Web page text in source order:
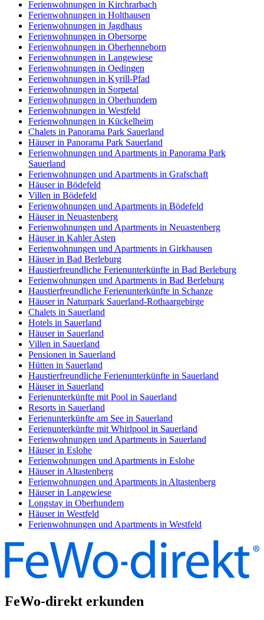
Ferienwohnungen in Kirchrarbach
Ferienwohnungen in Holthausen
Ferienwohnungen in Jagdhaus
Ferienwohnungen in Obersorpe
Ferienwohnungen in Oberhenneborn
Ferienwohnungen in Langewiese
Ferienwohnungen in Oedingen
Ferienwohnungen in Kyrill-Pfad
Ferienwohnungen in Sorpetal
Ferienwohnungen in Oberhundem
Ferienwohnungen in Westfeld
Ferienwohnungen in Kückelheim
Chalets in Panorama Park Sauerland
Häuser in Panorama Park Sauerland
Ferienwohnungen und Apartments in Panorama Park
Sauerland
Ferienwohnungen und Apartments in Grafschaft
Häuser in Bödefeld
Villen in Bödefeld
Ferienwohnungen und Apartments in Bödefeld
Häuser in Neuastenberg
Ferienwohnungen und Apartments in Neuastenberg
Häuser in Kahler Asten
Ferienwohnungen und Apartments in Girkhausen
Häuser in Bad Berleburg
Haustierfreundliche Ferienunterkünfte in Bad Berleburg
Ferienwohnungen und Apartments in Bad Berleburg
Haustierfreundliche Ferienunterkünfte in Schanze
Häuser in Naturpark Sauerland-Rothaargebirge
Chalets in Sauerland
Hotels in Sauerland
Häuser in Sauerland
Villen in Sauerland
Pensionen in Sauerland
Hütten in Sauerland
Haustierfreundliche Ferienunterkünfte in Sauerland
Häuser in Sauerland
Ferienunterkünfte mit Pool in Sauerland
Resorts in Sauerland
Ferienunterkünfte am See in Sauerland
Ferienunterkünfte mit Whirlpool in Sauerland
Ferienwohnungen und Apartments in Sauerland
Häuser in Eslohe
Ferienwohnungen und Apartments in Eslohe
Häuser in Altastenberg
Ferienwohnungen und Apartments in Altastenberg
Häuser in Langewiese
Longstay in Oberhundem
Häuser in Westfeld
Ferienwohnungen und Apartments in Westfeld
FeWo-direkt erkunden